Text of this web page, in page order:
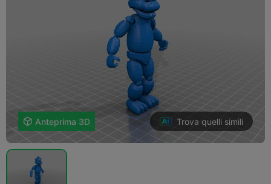
 Anteprima 3D Trova quelli simili